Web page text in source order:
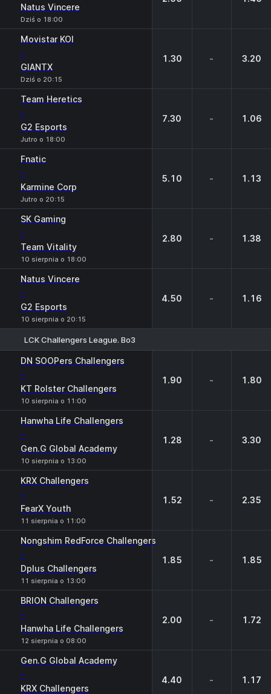
Natus Vincere
Dziś o 18:00
Movistar KOI
-
GIANTX
Dziś o 20:15
1.30 - 3.20
Team Heretics
-
G2 Esports
Jutro o 18:00
7.30 - 1.06
Fnatic
-
Karmine Corp
Jutro o 20:15
5.10 - 1.13
SK Gaming
-
Team Vitality
10 sierpnia o 18:00
2.80 - 1.38
Natus Vincere
-
G2 Esports
10 sierpnia o 20:15
4.50 - 1.16
LCK Challengers League. Bo3
DN SOOPers Challengers
-
KT Rolster Challengers
10 sierpnia o 11:00
1.90 - 1.80
Hanwha Life Challengers
-
Gen.G Global Academy
10 sierpnia o 13:00
1.28 - 3.30
KRX Challengers
-
FearX Youth
11 sierpnia o 11:00
1.52 - 2.35
Nongshim RedForce Challengers
-
Dplus Challengers
11 sierpnia o 13:00
1.85 - 1.85
BRION Challengers
-
Hanwha Life Challengers
12 sierpnia o 08:00
2.00 - 1.72
Gen.G Global Academy
-
KRX Challengers
4.40 - 1.17